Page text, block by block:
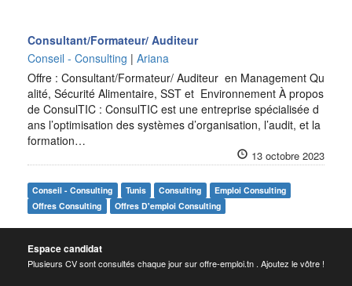
Consultant/Formateur/ Auditeur
Conseil - Consulting | Ariana
Offre : Consultant/Formateur/ Auditeur en Management Qu
alité, Sécurité Alimentaire, SST et Environnement À propos
de ConsulTIC : ConsulTIC est une entreprise spécialisée d
ans l’optimisation des systèmes d’organisation, l’audit, et la
formation…
13 octobre 2023
Conseil - Consulting Tunis Consulting
Emploi Consulting
Offres Consulting
Offres D'emploi Consulting
Espace candidat
Plusieurs CV sont consultés chaque jour sur offre-emploi.tn . Ajoutez le vôtre !